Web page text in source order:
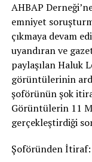
Yetkililer,
düzenlemelerin
gündeme
Sizce bu
Görüşlerinizi
Kaynak: İsviçre
AHBAP
emniyet
çıkmaya devam
uyandıran ve
paylaşılan Haluk
görüntülerinin
şoförünün şok
Görüntülerin 11
gerçekleştirdiği
Şoföründen İtiraf: